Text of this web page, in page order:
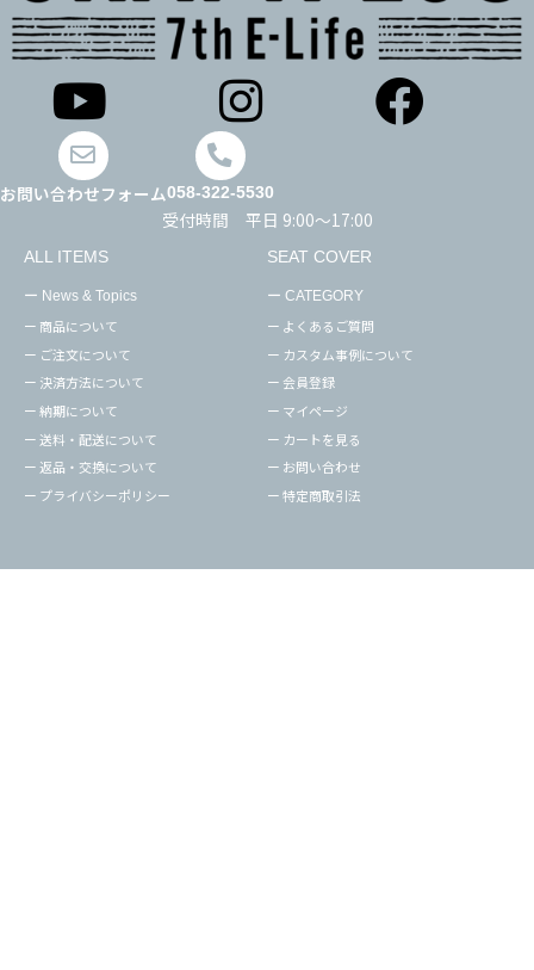
お問い合わせフォーム058-322-5530
受付時間 平日 9:00～17:00
ALL ITEMS
ー News & Topics
ー 商品について
ー ご注文について
ー 決済方法について
ー 納期について
ー 送料・配送について
ー 返品・交換について
ー プライバシーポリシー
SEAT COVER
ー CATEGORY
ー よくあるご質問
ー カスタム事例について
ー 会員登録
ー マイページ
ー カートを見る
ー お問い合わせ
ー 特定商取引法